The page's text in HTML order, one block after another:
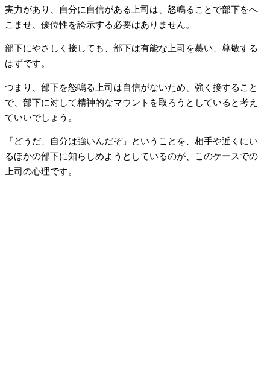
実力があり、自分に自信がある上司は、怒鳴ることで部下をへ
こませ、優位性を誇示する必要はありません。
部下にやさしく接しても、部下は有能な上司を慕い、尊敬する
はずです。
つまり、部下を怒鳴る上司は自信がないため、強く接すること
で、部下に対して精神的なマウントを取ろうとしていると考え
ていいでしょう。
「どうだ、自分は強いんだぞ」ということを、相手や近くにい
るほかの部下に知らしめようとしているのが、このケースでの
上司の心理です。